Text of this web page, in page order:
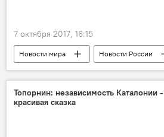
7 октября 2017, 16:15
Новости мира
Новости России
Россия
Париж
Прага
Берлин
Барселона
Дмитрий Песков
Топорнин: независимость Каталонии -
красивая сказка